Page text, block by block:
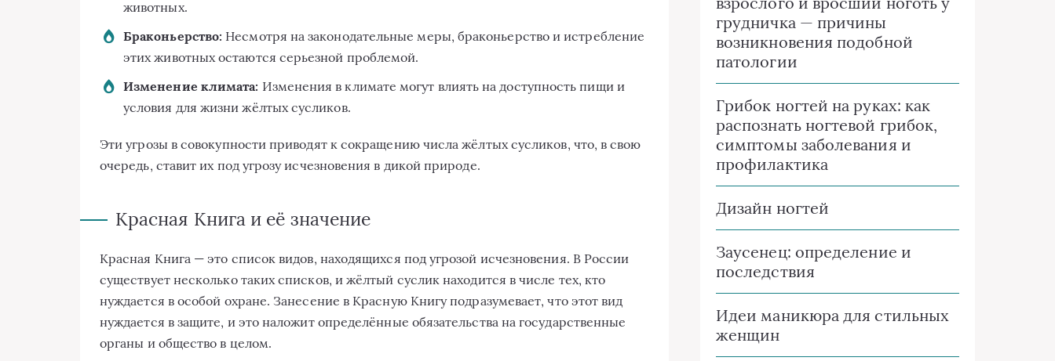
животных.
Браконьерство: Несмотря на законодательные меры, браконьерство и истребление
этих животных остаются серьезной проблемой.
Изменение климата: Изменения в климате могут влиять на доступность пищи и
условия для жизни жёлтых сусликов.
Эти угрозы в совокупности приводят к сокращению числа жёлтых сусликов, что, в свою
очередь, ставит их под угрозу исчезновения в дикой природе.
Красная Книга и её значение
Красная Книга — это список видов, находящихся под угрозой исчезновения. В России
существует несколько таких списков, и жёлтый суслик находится в числе тех, кто
нуждается в особой охране. Занесение в Красную Книгу подразумевает, что этот вид
нуждается в защите, и это наложит определённые обязательства на государственные
органы и общество в целом.
грудничка — причины
возникновения подобной
патологии
Грибок ногтей на руках: как
распознать ногтевой грибок,
симптомы заболевания и
профилактика
Дизайн ногтей
Заусенец: определение и
последствия
Идеи маникюра для стильных
женщин